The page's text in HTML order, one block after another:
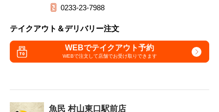
0233-23-7988
テイクアウト＆デリバリー注文
WEBでテイクアウト予約
WEBで注文して店舗でお受け取りできます
魚民 村山東口駅前店